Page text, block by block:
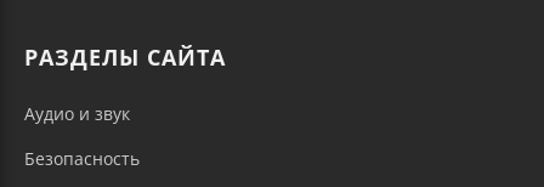
РАЗДЕЛЫ САЙТА
Аудио и звук
Безопасность